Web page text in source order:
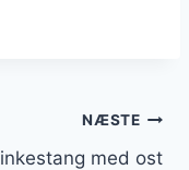
NÆSTE
med ost